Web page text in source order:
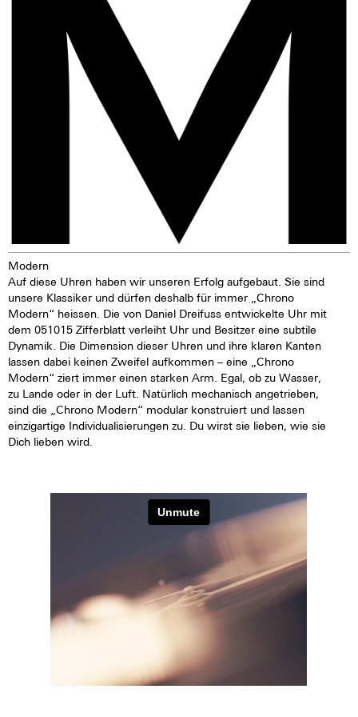
Modern
Auf diese Uhren haben wir unseren Erfolg aufgebaut. Sie sind
unsere Klassiker und dürfen deshalb für immer „Chrono
Modern“ heissen. Die von Daniel Dreifuss entwickelte Uhr mit
dem 051015 Zifferblatt verleiht Uhr und Besitzer eine subtile
Dynamik. Die Dimension dieser Uhren und ihre klaren Kanten
lassen dabei keinen Zweifel aufkommen – eine „Chrono
Modern“ ziert immer einen starken Arm. Egal, ob zu Wasser,
zu Lande oder in der Luft. Natürlich mechanisch angetrieben,
sind die „Chrono Modern“ modular konstruiert und lassen
einzigartige Individualisierungen zu. Du wirst sie lieben, wie sie
Dich lieben wird.